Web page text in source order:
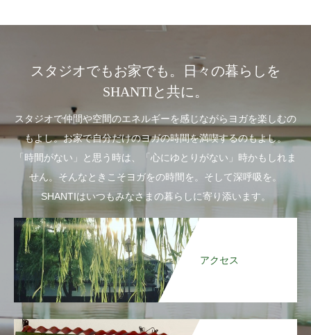
スタジオでもお家でも。日々の暮らしを
SHANTIと共に。
スタジオで仲間や空間のエネルギーを感じながらヨガを楽しむの
もよし。お家で自分だけのヨガの時間を満喫するのもよし。
「時間がない」と思う時は、「心にゆとりがない」時かもしれま
せん。そんなときこそヨガをの時間を。そして深呼吸を。
SHANTIはいつもみなさまの暮らしに寄り添います。
アクセス